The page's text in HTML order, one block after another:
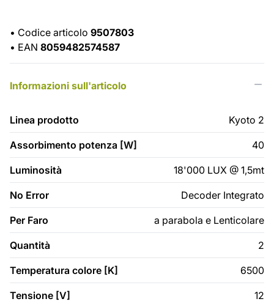
• Codice articolo 9507803
• EAN 8059482574587
Informazioni sull'articolo
Linea prodotto Kyoto 2
Assorbimento potenza [W] 40
Luminosità 18'000 LUX @ 1,5mt
No Error Decoder Integrato
Per Faro a parabola e Lenticolare
Quantità 2
Temperatura colore [K] 6500
Tensione [V] 12